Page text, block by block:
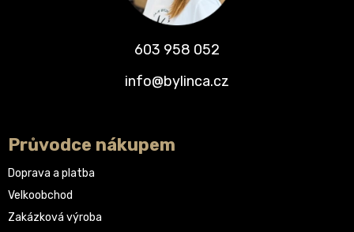
603 958 052
info@bylinca.cz
Průvodce nákupem
Doprava a platba
Velkoobchod
Zakázková výroba